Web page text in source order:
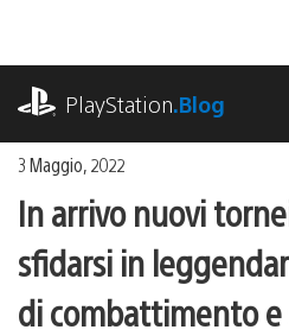
contenuto
PlayStation.Blog
3 Maggio, 2022
In arrivo nuovi
sfidarsi in
di combattimento